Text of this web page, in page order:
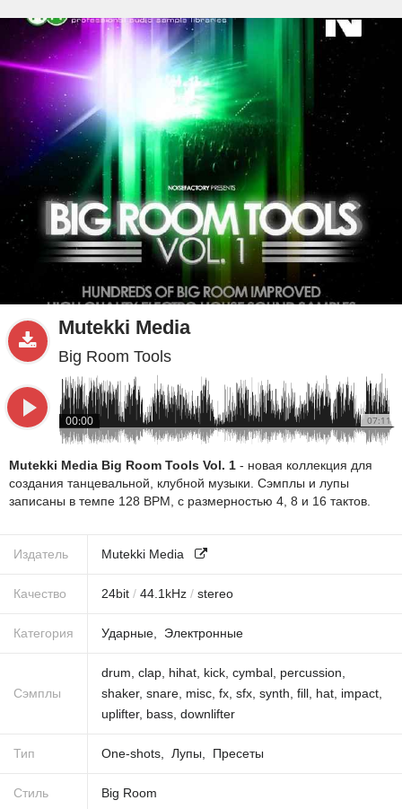
SamplePRO.ru
beta
Mutekki Media
Big Room Tools
07:11
00:00
Mutekki Media Big Room Tools Vol. 1 - новая коллекция для
создания танцевальной, клубной музыки. Сэмплы и лупы
записаны в темпе 128 BPM, с размерностью 4, 8 и 16 тактов.
Издатель Mutekki Media
Качество 24bit / 44.1 kHz / stereo
Категория Ударные Электронные
Сэмплы
drum clap hihat kick cymbal percussion
shaker, snare misc fx sfx synth fill hat impact
uplifter, bass downlifter
Тип One-shots Лупы Пресеты
Стиль Big Room